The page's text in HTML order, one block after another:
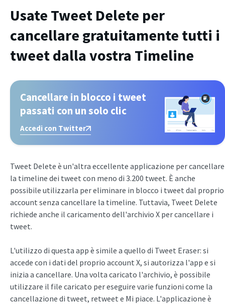
Usate Tweet Delete per
cancellare gratuitamente tutti i
tweet dalla vostra Timeline
Cancellare in blocco i tweet
passati con un solo clic
Accedi con Twitter
Tweet Delete è un'altra eccellente applicazione per cancellare
la timeline dei tweet con meno di 3.200 tweet. È anche
possibile utilizzarla per eliminare in blocco i tweet dal proprio
account senza cancellare la timeline. Tuttavia, Tweet Delete
richiede anche il caricamento dell'archivio X per cancellare i
tweet.
L'utilizzo di questa app è simile a quello di Tweet Eraser: si
accede con i dati del proprio account X, si autorizza l'app e si
inizia a cancellare. Una volta caricato l'archivio, è possibile
utilizzare il file caricato per eseguire varie funzioni come la
cancellazione di tweet, retweet e Mi piace. L'applicazione è